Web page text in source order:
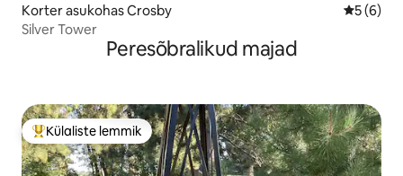
Korter asukohas Crosby
5 (6)
Silver Tower
Peresõbralikud majad
Külaliste suur lemmik
Külaliste lemmik